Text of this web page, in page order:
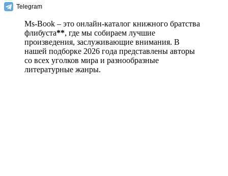
Telegram
Ms-Book – это онлайн-каталог книжного братства
флибуста**, где мы собираем лучшие
произведения, заслуживающие внимания. В
нашей подборке 2026 года представлены авторы
со всех уголков мира и разнообразные
литературные жанры.